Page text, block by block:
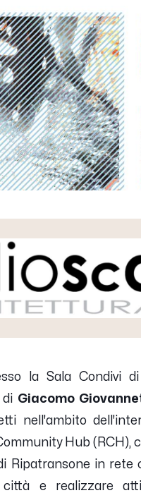
la Sala Condivi di
di Giacomo
nell'ambito
Hub (RCH),
Ripatransone in
città e realizzare